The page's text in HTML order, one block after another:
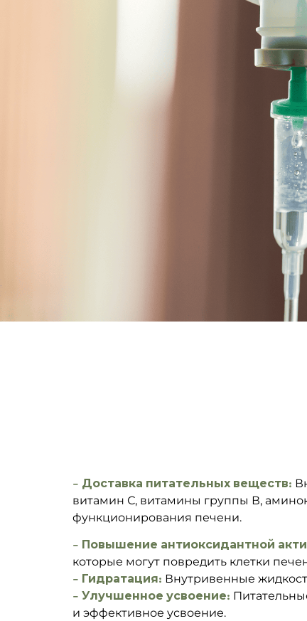
– Доставка питательных веществ:
витамин С, витамины группы В,
функционирования печени.
– Повышение антиоксидантной
которые могут повредить клетки
– Гидратация: Внутривенные
– Улучшенное усвоение:
и эффективное усвоение.